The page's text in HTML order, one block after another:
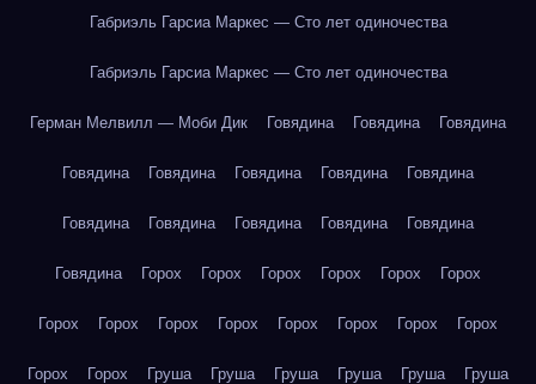
Габриэль Гарсиа Маркес — Сто лет одиночества
Габриэль Гарсиа Маркес — Сто лет одиночества
Герман Мелвилл — Моби Дик Говядина Говядина Говядина
Говядина Говядина Говядина Говядина Говядина
Говядина Говядина Говядина Говядина Говядина
Говядина Горох Горох Горох Горох Горох Горох
Горох Горох Горох Горох Горох Горох Горох Горох
Горох Горох Груша Груша Груша Груша Груша Груша